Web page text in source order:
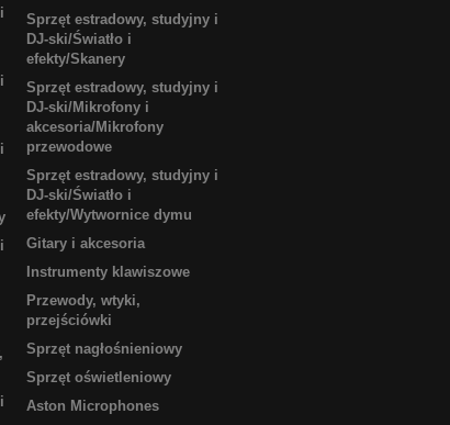
Sprzęt estradowy, studyjny i
DJ-ski/Światło i
efekty/Skanery
Sprzęt estradowy, studyjny i
DJ-ski/Mikrofony i
akcesoria/Mikrofony
przewodowe
Sprzęt estradowy, studyjny i
DJ-ski/Światło i
efekty/Wytwornice dymu
Gitary i akcesoria
Instrumenty klawiszowe
Przewody, wtyki,
przejściówki
Sprzęt nagłośnieniowy
Sprzęt oświetleniowy
Aston Microphones